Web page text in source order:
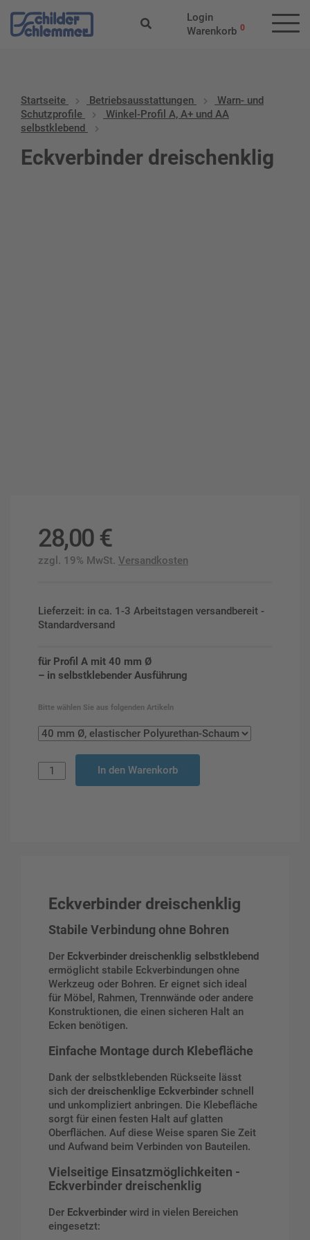
Login
Warenkorb 0
Startseite Betriebs­aus­stattungen
Warn- und
Schutzprofile
Winkel-Profil A, A+ und AA
selbstklebend
Eckverbinder dreischenklig
28,00 €
zzgl. 19% MwSt. Versandkosten
Lieferzeit: in ca. 1-3 Arbeitstagen versandbereit -
Standardversand
für Profil A mit 40 mm Ø
– in selbstklebender Ausführung
Bitte wählen Sie aus folgenden Artikeln
In den Warenkorb
Eckverbinder dreischenklig
Stabile Verbindung ohne Bohren
Der Eckverbinder dreischenklig selbstklebend
ermöglicht stabile Eckverbindungen ohne
Werkzeug oder Bohren. Er eignet sich ideal
für Möbel, Rahmen, Trennwände oder andere
Konstruktionen, die einen sicheren Halt an
Ecken benötigen.
Einfache Montage durch Klebefläche
Dank der selbstklebenden Rückseite lässt
sich der dreischenklige Eckverbinder schnell
und unkompliziert anbringen. Die Klebefläche
sorgt für einen festen Halt auf glatten
Oberflächen. Auf diese Weise sparen Sie Zeit
und Aufwand beim Verbinden von Bauteilen.
Vielseitige Einsatzmöglichkeiten -
Eckverbinder dreischenklig
Der Eckverbinder wird in vielen Bereichen
eingesetzt: